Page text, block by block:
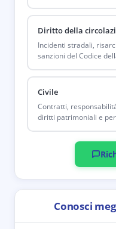
Diritto della
Incidenti stradali,
sanzioni del Codice
Civile
Contratti,
diritti patrimoniali e
Conosci